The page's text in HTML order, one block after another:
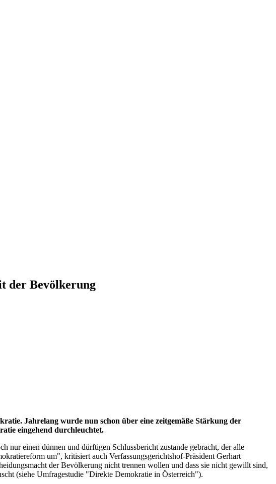
der Bevölkerung
Jahrelang wurde nun schon über eine zeitgemäße Stärkung der
eingehend durchleuchtet.
nur einen dünnen und dürftigen Schlussbericht zustande gebracht, der alle
um", kritisiert auch Verfassungsgerichtshof-Präsident Gerhart
der Bevölkerung nicht trennen wollen und dass sie nicht gewillt sind,
(siehe Umfragestudie "Direkte Demokratie in Österreich").